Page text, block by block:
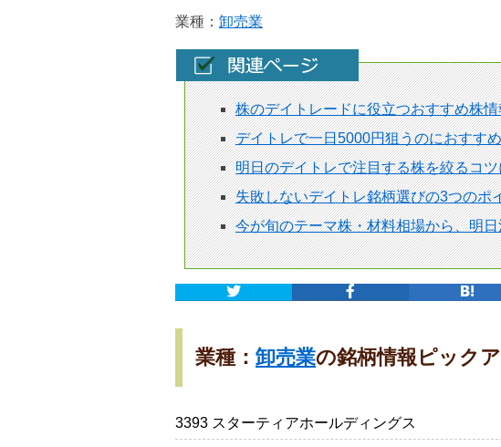
業種： 卸売業
株のデイトレードに役立つおすすめ株
デイトレで一日5000円狙うのにおすす
明日のデイトレで注目する株を絞るコ
失敗しないデイトレ銘柄選びの3つのポ
今が旬のテーマ株・材料相場から、明
業種： 卸売業の銘柄情報ピック
3393 スターティアホールディングス